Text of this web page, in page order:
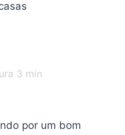
3 min
por um bom